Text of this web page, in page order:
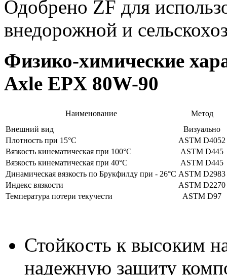
Одобрено ZF для
внедорожной и
Физико-химические
Axle EPX 80W-90
Наименование
Метод
Внешний вид
Визуально
Плотность при 15°C
ASTM D4052
Вязкость кинематическая при 100°C
ASTM D445
Вязкость кинематическая при 40°C
ASTM D445
Динамическая вязкость по Брукфилду при - 26°C ASTM D2983
Индекс вязкости
ASTM D2270
Температура потери текучести
ASTM D97
Стойкость к высоким
надежную защиту